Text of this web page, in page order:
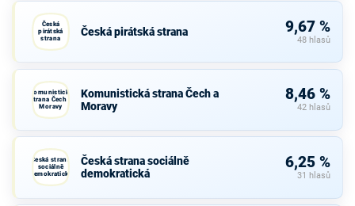
Česká
pirátská
strana
Česká pirátská strana 9,67 %
48 hlasů
Komunistická
strana Čech a
Moravy
Komunistická strana Čech a
Moravy
8,46 %
42 hlasů
Česká strana
sociálně
demokratická
Česká strana sociálně
demokratická
6,25 %
31 hlasů